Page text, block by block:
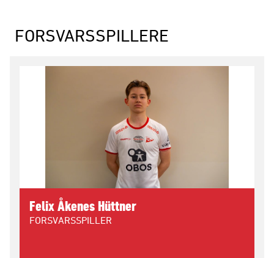
FORSVARSSPILLERE
Felix Åkenes Hüttner
FORSVARSSPILLER